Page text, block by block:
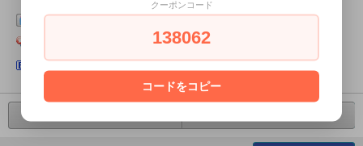
この商品をログピでつぶやく
Yahoo!ブックマークに登録する
はてなブックマークに登録する
クーポンコード
138062
コードをコピー